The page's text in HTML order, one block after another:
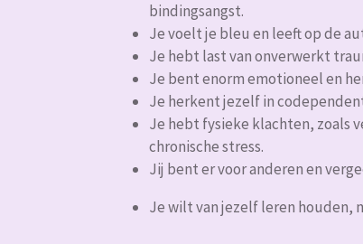
bindingsangst.
Je voelt je bleu en leeft op de
Je hebt last van onverwerkt
Je bent enorm emotioneel en
Je herkent jezelf in
Je hebt fysieke klachten, zoals
chronische stress.
Jij bent er voor anderen en
Je wilt van jezelf leren houden,